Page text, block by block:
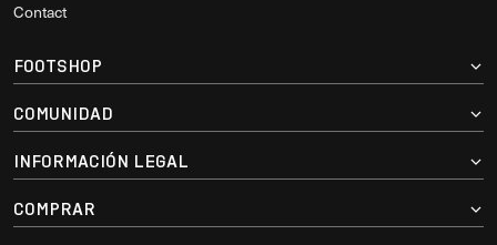
Contact
FOOTSHOP
COMUNIDAD
INFORMACIÓN LEGAL
COMPRAR